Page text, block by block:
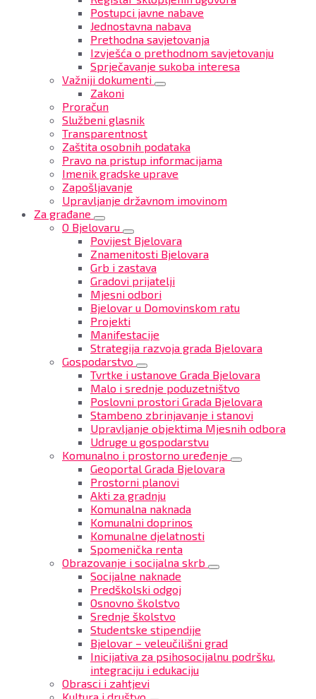
Postupci javne nabave
Jednostavna nabava
Prethodna savjetovanja
Izvješća o prethodnom savjetovanju
Sprječavanje sukoba interesa
Važniji dokumenti
Zakoni
Proračun
Službeni glasnik
Transparentnost
Zaštita osobnih podataka
Pravo na pristup informacijama
Imenik gradske uprave
Zapošljavanje
Upravljanje državnom imovinom
Za građane
O Bjelovaru
Povijest Bjelovara
Znamenitosti Bjelovara
Grb i zastava
Gradovi prijatelji
Mjesni odbori
Bjelovar u Domovinskom ratu
Projekti
Manifestacije
Strategija razvoja grada Bjelovara
Gospodarstvo
Tvrtke i ustanove Grada Bjelovara
Malo i srednje poduzetništvo
Poslovni prostori Grada Bjelovara
Stambeno zbrinjavanje i stanovi
Upravljanje objektima Mjesnih odbora
Udruge u gospodarstvu
Komunalno i prostorno uređenje
Geoportal Grada Bjelovara
Prostorni planovi
Akti za gradnju
Komunalna naknada
Komunalni doprinos
Komunalne djelatnosti
Spomenička renta
Obrazovanje i socijalna skrb
Socijalne naknade
Predškolski odgoj
Osnovno školstvo
Srednje školstvo
Studentske stipendije
Bjelovar – veleučilišni grad
Inicijativa za psihosocijalnu podršku,
integraciju i edukaciju
Obrasci i zahtjevi